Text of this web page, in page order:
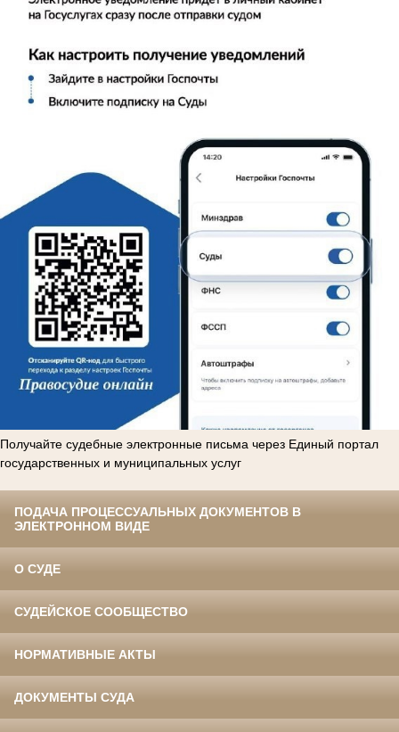
Получайте судебные электронные письма через Единый портал
государственных и муниципальных услуг
ПОДАЧА ПРОЦЕССУАЛЬНЫХ ДОКУМЕНТОВ В
ЭЛЕКТРОННОМ ВИДЕ
О СУДЕ
СУДЕЙСКОЕ СООБЩЕСТВО
НОРМАТИВНЫЕ АКТЫ
ДОКУМЕНТЫ СУДА